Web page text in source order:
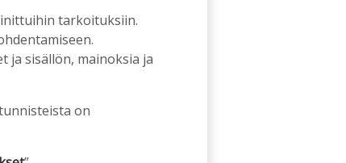
tarkoituksiin.
ja sisällön, mainoksia ja
on